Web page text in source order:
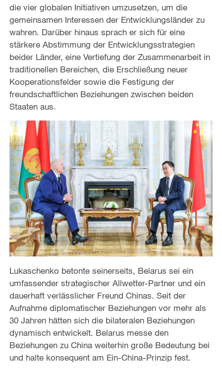
die vier globalen Initiativen umzusetzen, um die
gemeinsamen Interessen der Entwicklungsländer zu
wahren. Darüber hinaus sprach er sich für eine
stärkere Abstimmung der Entwicklungsstrategien
beider Länder, eine Vertiefung der Zusammenarbeit in
traditionellen Bereichen, die Erschließung neuer
Kooperationsfelder sowie die Festigung der
freundschaftlichen Beziehungen zwischen beiden
Staaten aus.
Lukaschenko betonte seinerseits, Belarus sei ein
umfassender strategischer Allwetter-Partner und ein
dauerhaft verlässlicher Freund Chinas. Seit der
Aufnahme diplomatischer Beziehungen vor mehr als
30 Jahren hätten sich die bilateralen Beziehungen
dynamisch entwickelt. Belarus messe den
Beziehungen zu China weiterhin große Bedeutung bei
und halte konsequent am Ein-China-Prinzip fest.